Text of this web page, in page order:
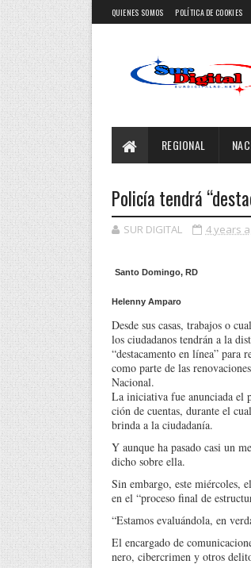
QUIENES SOMOS POLÍTICA DE COOKIES
REGIONAL
Policía tendrá
SUR DIGITAL 4 years
Santo Domingo, RD
Helenny Amparo
Desde sus casas, trabajos o
los ciuda­danos tendrán a la
“destacamento en línea” para
co­mo parte de las
Nacional.
La iniciativa fue anuncia­da el
ción de cuentas, duran­te el
brinda a la ciudadanía.
Y aunque ha pasado casi un
di­cho sobre ella.
Sin embargo, este miér­coles,
en el “proceso final de
“Estamos evaluándola, en
El encargado de
nero, cibercrimen y otros